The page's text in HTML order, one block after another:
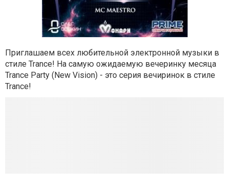
Приглашаем всех любительной электронной музыки в
стиле Trance! На самую ожидаемую вечеринку месяца
Trance Party (New Vision) - это серия вечиринок в стиле
Trance!